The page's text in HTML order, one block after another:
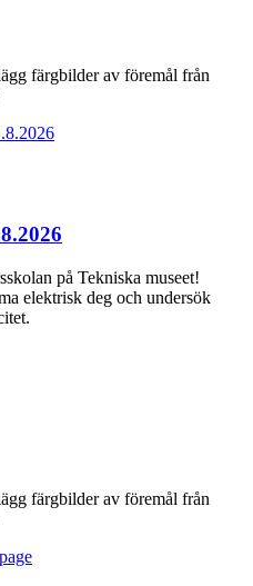
färgbilder av föremål från
på Tekniska museet!
elektrisk deg och undersök
färgbilder av föremål från